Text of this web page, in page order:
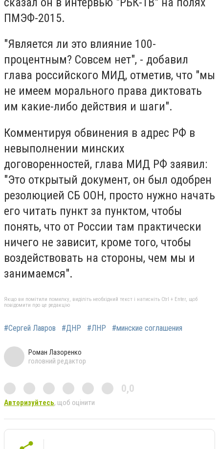
ПМЭФ-2015.
"Является ли это влияние 100-
процентным? Совсем нет", - добавил
глава российского МИД, отметив, что "мы
не имеем морального права диктовать
им какие-либо действия и шаги".
Комментируя обвинения в адрес РФ в
невыполнении минских
договоренностей, глава МИД РФ заявил:
"Это открытый документ, он был одобрен
резолюцией СБ ООН, просто нужно начать
его читать пункт за пунктом, чтобы
понять, что от России там практически
ничего не зависит, кроме того, чтобы
воздействовать на стороны, чем мы и
занимаемся".
Якщо ви помітили помилку, виділіть необхідний текст і натисніть Ctrl + Enter, щоб
повідомити про це редакцію
#Сергей Лавров #ДНР #ЛНР #минские соглашения
Роман Лазоренко
головний редактор
0,0
Авторизуйтесь, щоб оцінити